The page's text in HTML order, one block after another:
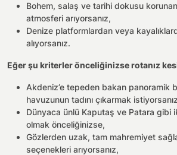
Bohem, salaş ve tarihi dokusu
atmosferi arıyorsanız,
Denize platformlardan veya
alıyorsanız.
Eğer şu kriterler önceliğinizse rotanız
Akdeniz’e tepeden bakan panoramik
havuzunun tadını çıkarmak
Dünyaca ünlü Kaputaş ve Patara gibi
olmak önceliğinizse,
Gözlerden uzak, tam mahremiyet
seçenekleri arıyorsanız,